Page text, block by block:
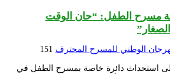
مسرح الطفل: “حان الوقت
الوطني للمسرح المحترف 151
استحداث دائرة خاصة بمسرح الطفل في